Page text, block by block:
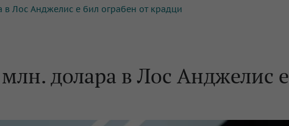
За нас
Лос Анджелис е бил ограбен от крадци
долара в Лос Анджелис е